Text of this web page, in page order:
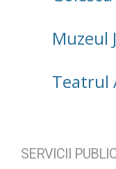
Muzeul
Teatrul
SERVICII